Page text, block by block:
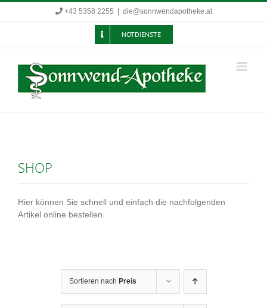
+43 5358 2255 die@sonnwendapotheke.at
NOTDIENSTE
SHOP
Hier können Sie schnell und einfach die nachfolgenden
Artikel online bestellen.
Sortieren nach Preis